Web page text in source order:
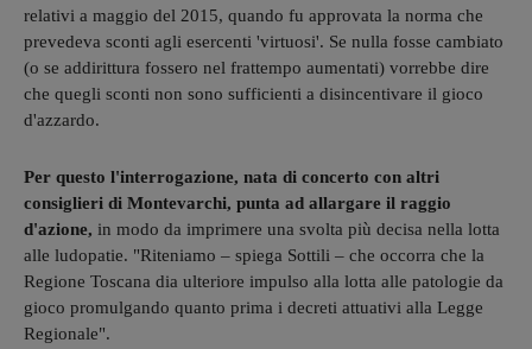
relativi a maggio del 2015, quando fu approvata la norma che
prevedeva sconti agli esercenti 'virtuosi'. Se nulla fosse cambiato
(o se addirittura fossero nel frattempo aumentati) vorrebbe dire
che quegli sconti non sono sufficienti a disincentivare il gioco
d'azzardo.
Per questo l'interrogazione, nata di concerto con altri
consiglieri di Montevarchi, punta ad allargare il raggio
d'azione, in modo da imprimere una svolta più decisa nella lotta
alle ludopatie. "Riteniamo – spiega Sottili – che occorra che la
Regione Toscana dia ulteriore impulso alla lotta alle patologie da
gioco promulgando quanto prima i decreti attuativi alla Legge
Regionale".